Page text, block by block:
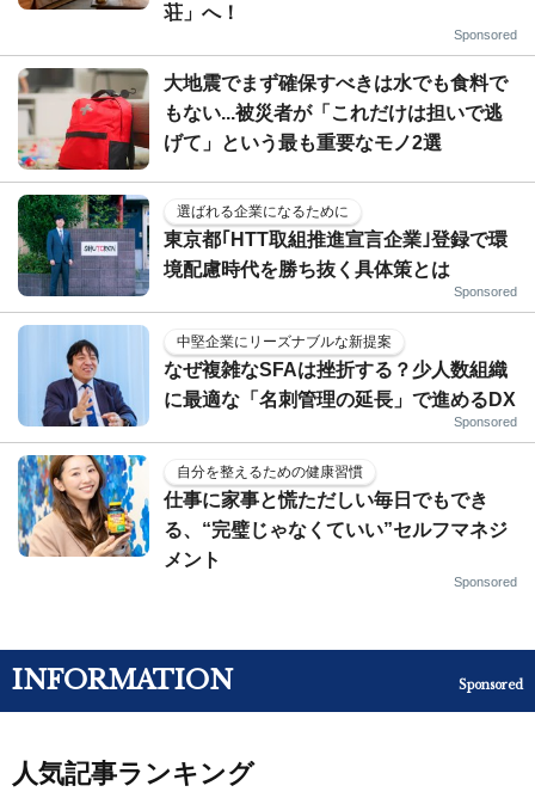
荘」へ！
Sponsored
大地震でまず確保すべきは水でも食料で
もない...被災者が「これだけは担いで逃
げて」という最も重要なモノ2選
選ばれる企業になるために
東京都｢HTT取組推進宣言企業｣登録で環
境配慮時代を勝ち抜く具体策とは
Sponsored
中堅企業にリーズナブルな新提案
なぜ複雑なSFAは挫折する？少人数組織
に最適な「名刺管理の延長」で進めるDX
Sponsored
自分を整えるための健康習慣
仕事に家事と慌ただしい毎日でもでき
る、“完璧じゃなくていい”セルフマネジ
メント
Sponsored
INFORMATION Sponsored
人気記事ランキング